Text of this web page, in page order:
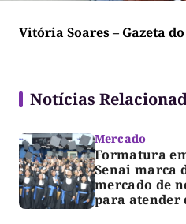
Vitória Soares – Gazeta
Notícias
Mercado
Formatura
Senai marca
mercado de
para atender